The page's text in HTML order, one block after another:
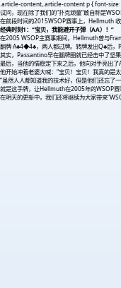
.article-content,.article-content p { font-size:
试问，现在除了我们的“扑克顽童”敢自称是
在前段时间的2015WSOP赛事上，Hellmuth
经典时刻1：“宝贝，我能避开子弹（AA）！”
在2005 WSOP主赛事期间，Hellmuth曾与
翻牌 A♣4◆4♣，两人都过牌。转牌发出Q♣后，
其实，Passantino早在翻牌圈就已经击中了坚
最后，当他的情稳定下来之后，他向对手亮出
他开始冲着老婆大喊：“宝贝！宝贝！我真的是
“虽然人人都知道我的技术好，但是他们还忘了
就是这手牌，让Hellmuth在2005年的WSOP赛
在明天的更新中，我们还将继续为大家带来